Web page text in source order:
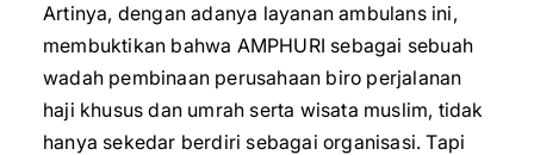
Artinya, dengan adanya layanan ambulans ini,
membuktikan bahwa AMPHURI sebagai sebuah
wadah pembinaan perusahaan biro perjalanan
haji khusus dan umrah serta wisata muslim, tidak
hanya sekedar berdiri sebagai organisasi. Tapi